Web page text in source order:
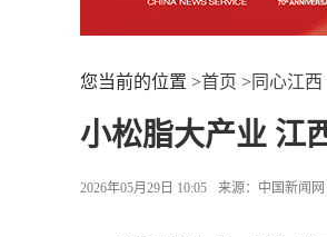
您当前的位置 >首页 >同心江西
小松脂大产业 江
2026年05月29日 10:05 来源： 中国新闻网